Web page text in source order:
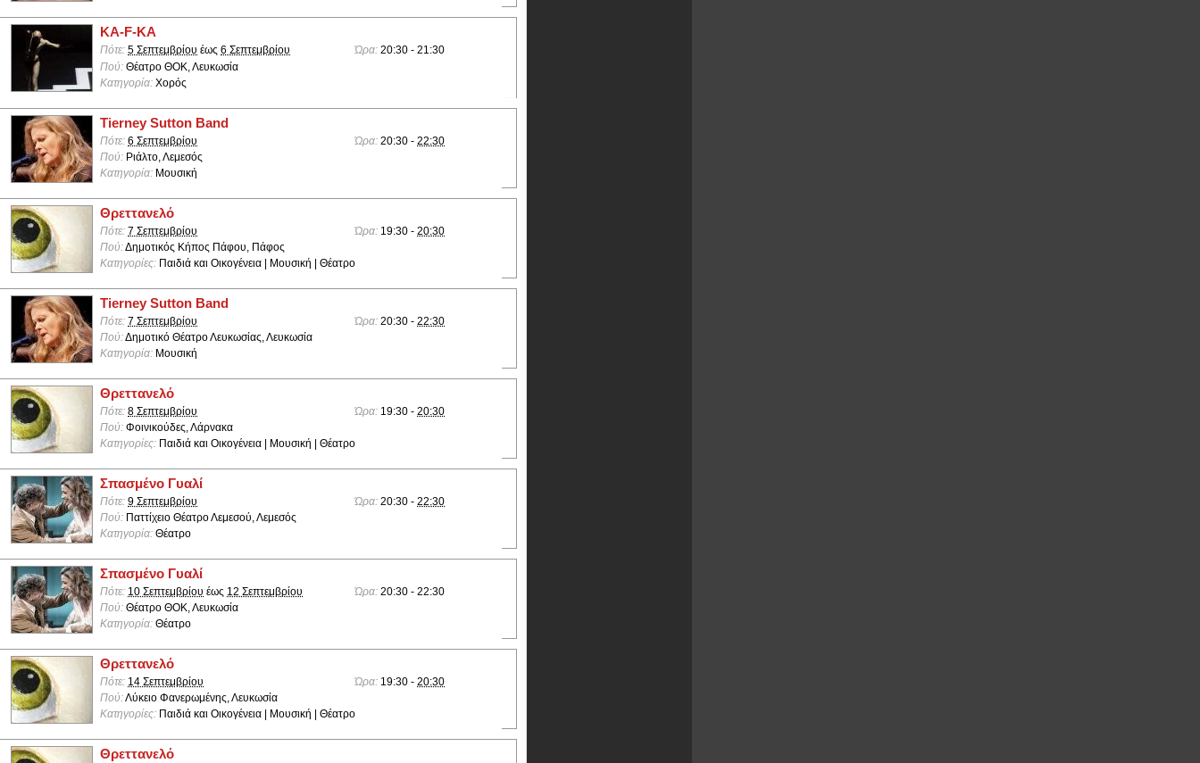
KA-F-KA
Πότε: 5 Σεπτεμβρίου έως 6 Σεπτεμβρίου Ώρα: 20:30 - 21:30
Πού: Θέατρο ΘΟΚ, Λευκωσία
Κατηγορία: Χορός
Tierney Sutton Band
Πότε: 6 Σεπτεμβρίου Ώρα: 20:30 - 22:30
Πού: Ριάλτο, Λεμεσός
Κατηγορία: Μουσική
Θρεττανελό
Πότε: 7 Σεπτεμβρίου Ώρα: 19:30 - 20:30
Πού:Δημοτικός Κήπος Πάφου, Πάφος
Κατηγορίες: Παιδιά και Οικογένεια | Μουσική | Θέατρο
Tierney Sutton Band
Πότε: 7 Σεπτεμβρίου Ώρα: 20:30 - 22:30
Πού:Δημοτικό Θέατρο Λευκωσίας, Λευκωσία
Κατηγορία: Μουσική
Θρεττανελό
Πότε: 8 Σεπτεμβρίου Ώρα: 19:30 - 20:30
Πού: Φοινικούδες, Λάρνακα
Κατηγορίες: Παιδιά και Οικογένεια | Μουσική | Θέατρο
Σπασμένο Γυαλί
Πότε: 9 Σεπτεμβρίου Ώρα: 20:30 - 22:30
Πού: Παττίχειο Θέατρο Λεμεσού, Λεμεσός
Κατηγορία: Θέατρο
Σπασμένο Γυαλί
Πότε: 10 Σεπτεμβρίου έως 12 Σεπτεμβρίου Ώρα: 20:30 - 22:30
Πού: Θέατρο ΘΟΚ, Λευκωσία
Κατηγορία: Θέατρο
Θρεττανελό
Πότε: 14 Σεπτεμβρίου Ώρα: 19:30 - 20:30
Πού:Λύκειο Φανερωμένης, Λευκωσία
Κατηγορίες: Παιδιά και Οικογένεια | Μουσική | Θέατρο
Θρεττανελό